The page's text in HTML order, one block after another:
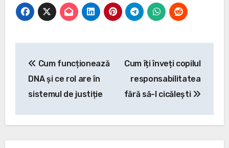
în
articole
Cum funcționează
DNA și ce rol are în
sistemul de justiție
Cum îți înveți copilul
responsabilitatea
fără să-l cicălești